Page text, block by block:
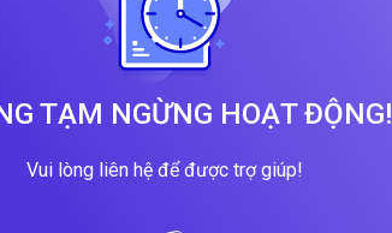
TẠM NGỪNG HOẠT ĐỘNG!
Vui lòng liên hệ để được trợ giúp!